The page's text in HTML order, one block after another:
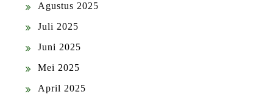
Agustus 2025
Juli 2025
Juni 2025
Mei 2025
April 2025